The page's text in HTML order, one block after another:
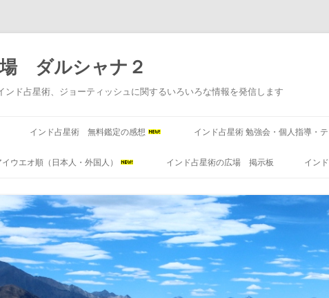
ダルシャナ２
ド占星術、ジョーティッシュに関するいろいろな情報を発信します
ツ
へ
ッ
プ
インド占星術 無料鑑定の感想 インド占星術 勉強会・個人指導・
ウエオ順（日本人・外国人） インド占星術の広場 掲示板 イン